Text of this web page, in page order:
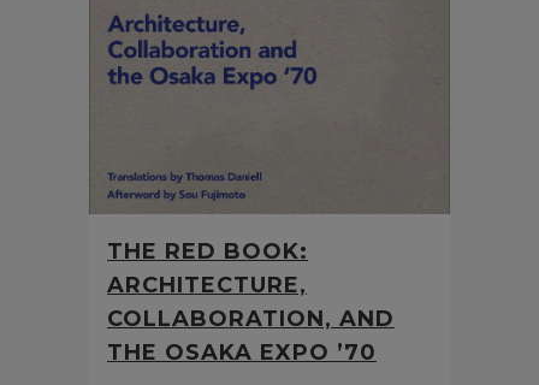
THE RED BOOK:
ARCHITECTURE,
COLLABORATION, AND
THE OSAKA EXPO ’70